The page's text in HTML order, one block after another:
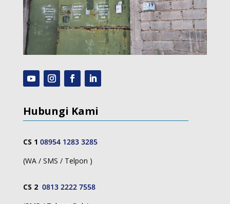
Hubungi Kami
CS 1 08954 1283 3285
(WA / SMS / Telpon )
CS 2 0813 2222 7558